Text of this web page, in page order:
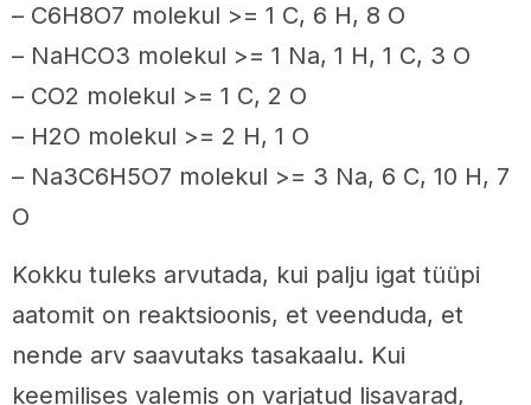
– C6H8O7 molekul >= 1 C, 6 H, 8 O
– NaHCO3 molekul >= 1 Na, 1 H, 1 C, 3 O
– CO2 molekul >= 1 C, 2 O
– H2O molekul >= 2 H, 1 O
– Na3C6H5O7 molekul >= 3 Na, 6 C, 10 H, 7
O
Kokku tuleks arvutada, kui palju igat tüüpi
aatomit on reaktsioonis, et veenduda, et
nende arv saavutaks tasakaalu. Kui
keemilises valemis on varjatud lisavarad,